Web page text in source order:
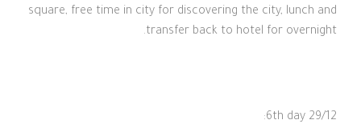
square, free time in city for discovering the city, lunch and
transfer back to hotel for overnight.
6th day 29/12: